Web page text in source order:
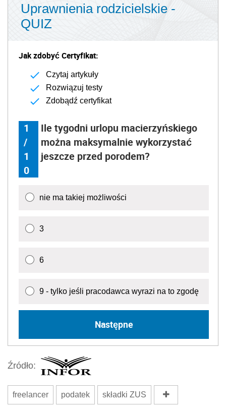
Uprawnienia rodzicielskie -
QUIZ
Jak zdobyć Certyfikat:
Czytaj artykuły
Rozwiązuj testy
Zdobądź certyfikat
1
/
1
0
Ile tygodni urlopu macierzyńskiego
można maksymalnie wykorzystać
jeszcze przed porodem?
nie ma takiej możliwości
3
6
9 - tylko jeśli pracodawca wyrazi na to zgodę
Następne
Źródło:
freelancer podatek składki ZUS